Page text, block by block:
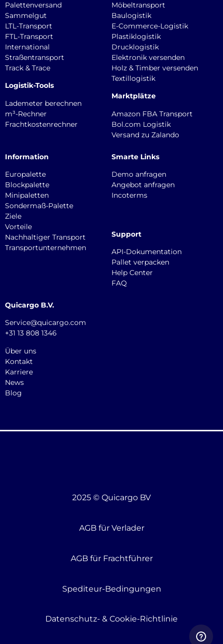
Palettenversand
Sammelgut
LTL-Transport
FTL-Transport
International
Straßentransport
Track & Trace
Logistik-Tools
Lademeter berechnen
m³-Rechner
Frachtkostenrechner
Möbeltransport
Baulogistik
E-Commerce-Logistik
Plastiklogistik
Drucklogistik
Elektronik versenden
Holz & Timber versenden
Textillogistik
Marktplätze
Amazon FBA Transport
Bol.com Logistik
Versand zu Zalando
Information
Europalette
Blockpalette
Minipaletten
Sondermaß-Palette
Ziele
Vorteile
Nachhaltiger Transport
Transportunternehmen
Smarte Links
Demo anfragen
Angebot anfragen
Incoterms
Support
API-Dokumentation
Pallet verpacken
Help Center
FAQ
Quicargo B.V.
Service@quicargo.com
+31 13 808 1346
Über uns
Kontakt
Karriere
News
Blog
2025 © Quicargo BV
AGB für Verlader
AGB für Frachtführer
Spediteur-Bedingungen
Datenschutz- & Cookie-Richtlinie